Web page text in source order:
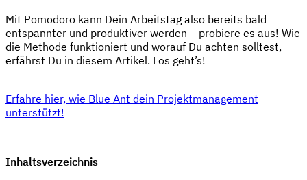
Mit Pomodoro kann Dein Arbeitstag also bereits bald
entspannter und produktiver werden – probiere es aus! Wie
die Methode funktioniert und worauf Du achten solltest,
erfährst Du in diesem Artikel. Los geht’s!
Erfahre hier, wie Blue Ant dein Projektmanagement
unterstützt!
Inhaltsverzeichnis